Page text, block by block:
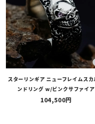
カテゴリ
ブランド
価格
スターリンギア ニューフレイムスカ
ンドリング w/ピンクサファイア
104,500